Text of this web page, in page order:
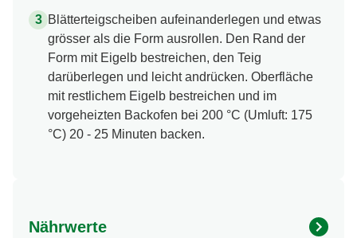
Blätterteigscheiben aufeinanderlegen und etwas
grösser als die Form ausrollen. Den Rand der
Form mit Eigelb bestreichen, den Teig
darüberlegen und leicht andrücken. Oberfläche
mit restlichem Eigelb bestreichen und im
vorgeheizten Backofen bei 200 °C (Umluft: 175
°C) 20 - 25 Minuten backen.
Nährwerte